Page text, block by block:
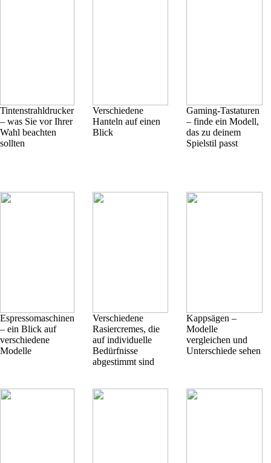
Tintenstrahldrucker
– was Sie vor Ihrer
Wahl beachten
sollten
Verschiedene
Hanteln auf einen
Blick
Gaming-Tastaturen
– finde ein Modell,
das zu deinem
Spielstil passt
Espressomaschinen
– ein Blick auf
verschiedene
Modelle
Verschiedene
Rasiercremes, die
auf individuelle
Bedürfnisse
abgestimmt sind
Kappsägen –
Modelle
vergleichen und
Unterschiede sehen